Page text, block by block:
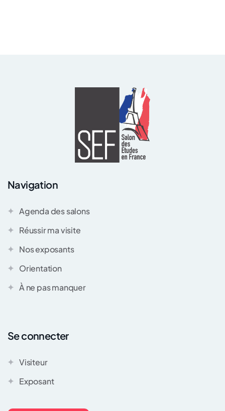
Navigation
Agenda des salons
Réussir ma visite
Nos exposants
Orientation
À ne pas manquer
Se connecter
Visiteur
Exposant